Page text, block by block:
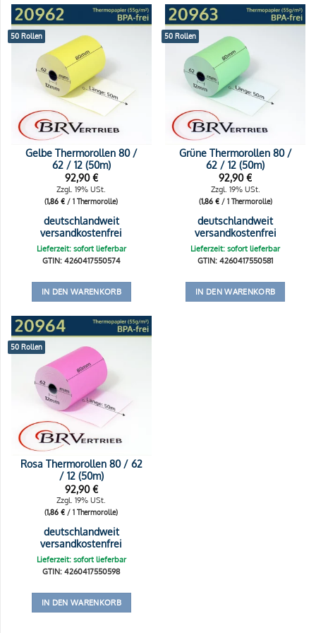
50 Rollen
Gelbe Thermorollen 80 /
62 / 12 (50m)
92,90€
Zzgl. 19% USt.
(1,86€ / 1 Thermorolle)
deutschlandweit
versandkostenfrei
Lieferzeit: sofort lieferbar
GTIN: 4260417550574
IN DEN WARENKORB
50 Rollen
Grüne Thermorollen 80 /
62 / 12 (50m)
92,90€
Zzgl. 19% USt.
(1,86 €/ 1 Thermorolle)
deutschlandweit
versandkostenfrei
Lieferzeit: sofort lieferbar
GTIN: 4260417550581
IN DEN WARENKORB
50 Rollen
Rosa Thermorollen 80 / 62
/ 12 (50m)
92,90€
Zzgl. 19% USt.
(1,86€ / 1 Thermorolle)
deutschlandweit
versandkostenfrei
Lieferzeit: sofort lieferbar
GTIN: 4260417550598
IN DEN WARENKORB